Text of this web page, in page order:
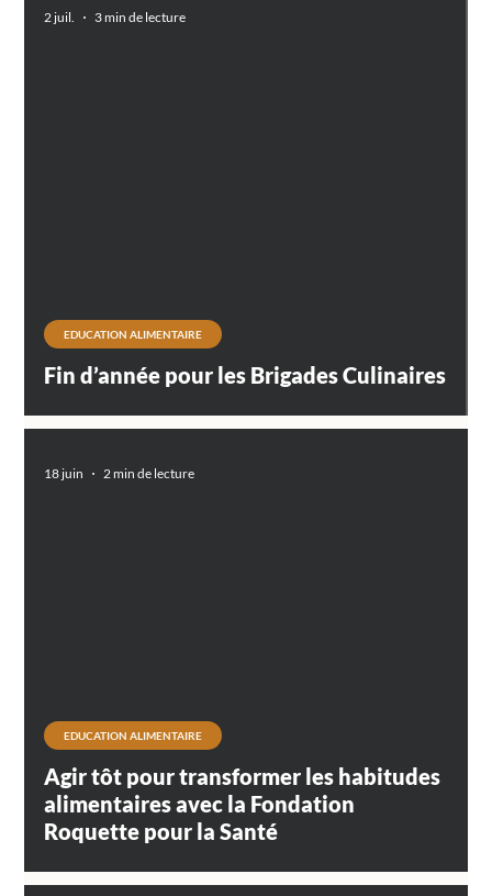
Fin d’année pour les Brigades Culinaires
EDUCATION ALIMENTAIRE
2 juil. 3 min de lecture
Agir tôt pour transformer les habitudes
alimentaires avec la Fondation
Roquette pour la Santé
EDUCATION ALIMENTAIRE
18 juin 2 min de lecture